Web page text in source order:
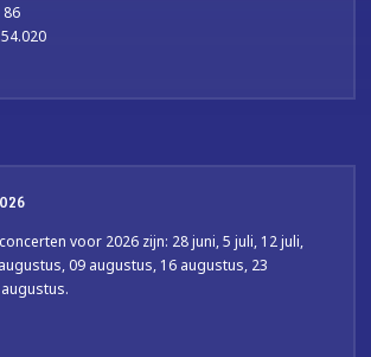
86
voor 2026 zijn: 28 juni, 5 juli, 12 juli,
09 augustus, 16 augustus, 23